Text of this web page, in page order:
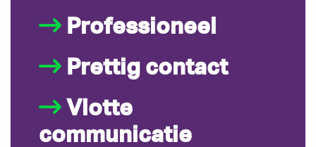
Professioneel
Prettig contact
Vlotte
communicatie